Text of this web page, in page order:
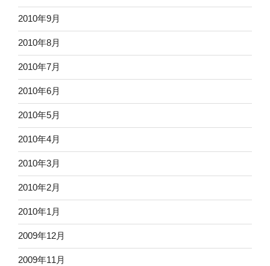
2010年9月
2010年8月
2010年7月
2010年6月
2010年5月
2010年4月
2010年3月
2010年2月
2010年1月
2009年12月
2009年11月